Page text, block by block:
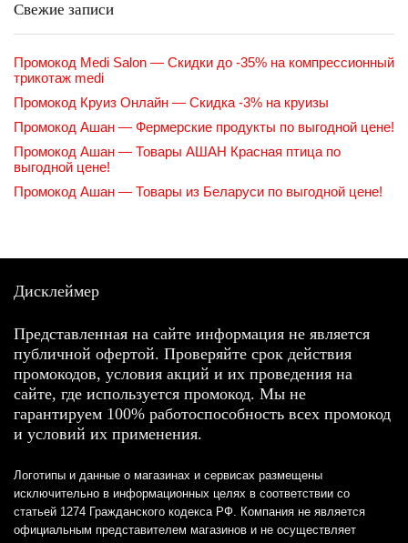
Свежие записи
Промокод Medi Salon — Скидки до -35% на компрессионный
трикотаж medi
Промокод Круиз Онлайн — Скидка -3% на круизы
Промокод Ашан — Фермерские продукты по выгодной цене!
Промокод Ашан — Товары АШАН Красная птица по
выгодной цене!
Промокод Ашан — Товары из Беларуси по выгодной цене!
Дисклеймер
Представленная на сайте информация не является
публичной офертой. Проверяйте срок действия
промокодов, условия акций и их проведения на
сайте, где используется промокод. Мы не
гарантируем 100% работоспособность всех промокод
и условий их применения.
Логотипы и данные о магазинах и сервисах размещены
исключительно в информационных целях в соответствии со
статьей 1274 Гражданского кодекса РФ. Компания не является
официальным представителем магазинов и не осуществляет